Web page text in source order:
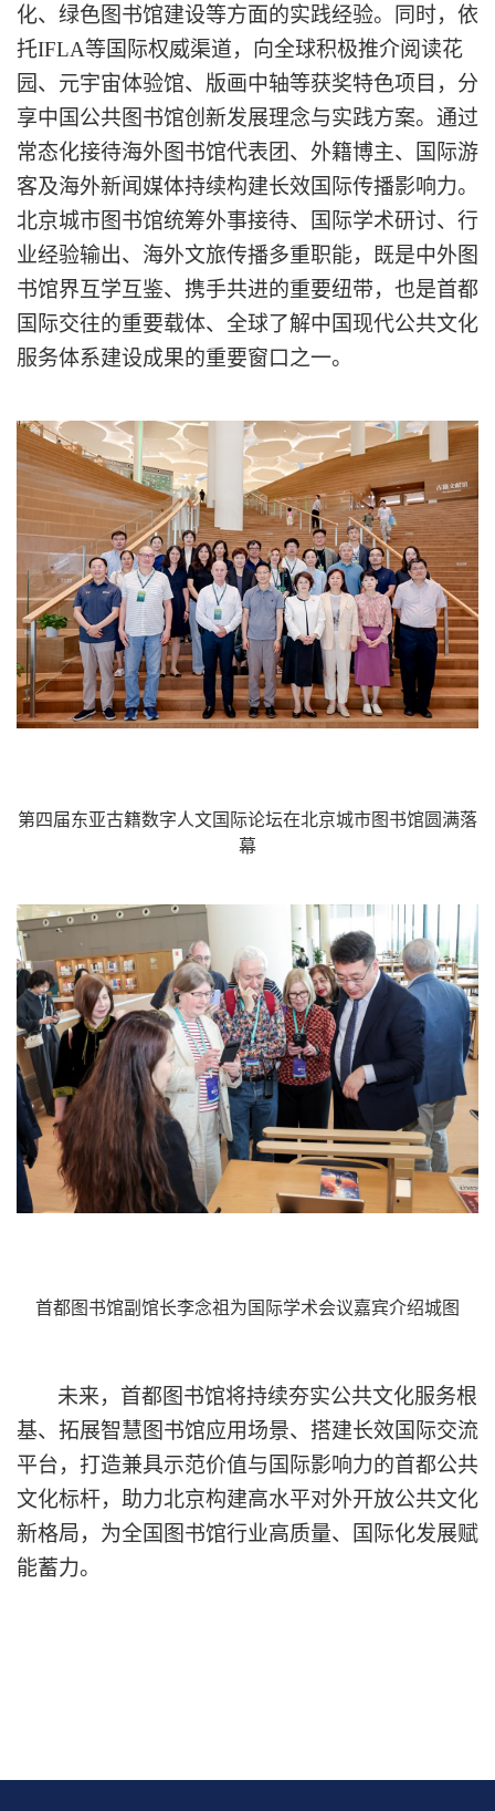
化、绿色图书馆建设等方面的实践经验。同时，依
托IFLA等国际权威渠道，向全球积极推介阅读花
园、元宇宙体验馆、版画中轴等获奖特色项目，分
享中国公共图书馆创新发展理念与实践方案。通过
常态化接待海外图书馆代表团、外籍博主、国际游
客及海外新闻媒体持续构建长效国际传播影响力。
北京城市图书馆统筹外事接待、国际学术研讨、行
业经验输出、海外文旅传播多重职能，既是中外图
书馆界互学互鉴、携手共进的重要纽带，也是首都
国际交往的重要载体、全球了解中国现代公共文化
服务体系建设成果的重要窗口之一。
第四届东亚古籍数字人文国际论坛在北京城市图书馆圆满落
幕
首都图书馆副馆长李念祖为国际学术会议嘉宾介绍城图
未来，首都图书馆将持续夯实公共文化服务根
基、拓展智慧图书馆应用场景、搭建长效国际交流
平台，打造兼具示范价值与国际影响力的首都公共
文化标杆，助力北京构建高水平对外开放公共文化
新格局，为全国图书馆行业高质量、国际化发展赋
能蓄力。